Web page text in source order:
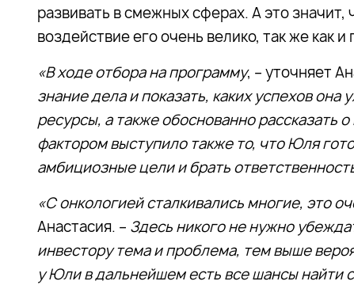
развивать в смежных сферах. А это
воздействие его очень велико, так же как
«В ходе отбора на программу, – уточняет
знание дела и показать, каких успехов
ресурсы, а также обоснованно рассказать
фактором выступило также то, что Юля
амбициозные цели и брать
«С онкологией сталкивались многие, это
Анастасия. – Здесь никого не нужно
инвестору тема и проблема, тем выше
у Юли в дальнейшем есть все шансы найти